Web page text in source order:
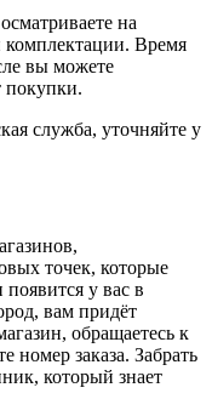
на
комплектации. Время
вы можете
покупки.
служба, уточняйте у
точек, которые
у вас в
вам придёт
обращаетесь к
номер заказа. Забрать
который знает